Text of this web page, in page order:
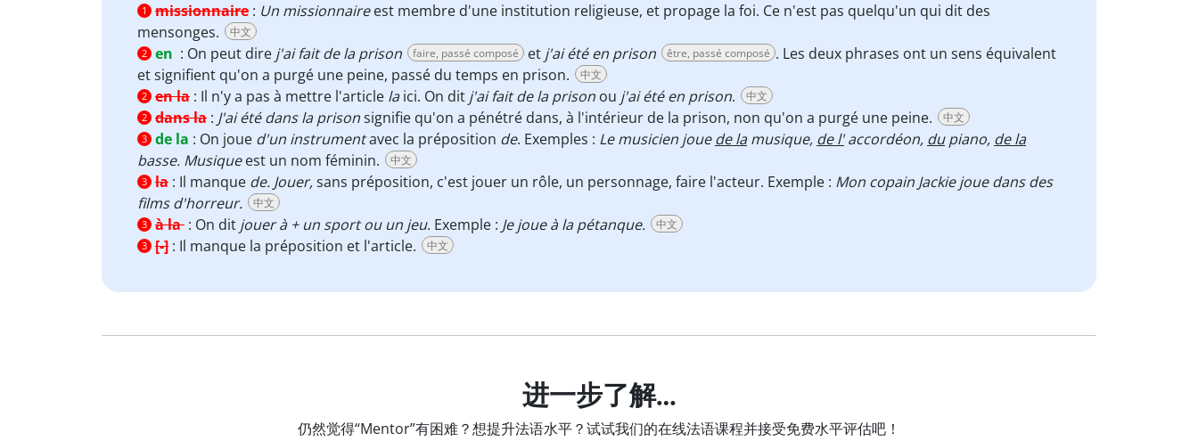
1 missionnaire : Un missionnaireest membre d'une institution religieuse, et propage la foi. Ce n'est pas quelqu'un qui dit des
mensonges.
中文
2 en : On peut dire j'ai fait de la prison faire, passé composé et j'ai été en prison être, passé composé . Les deux phrases ont un sens équivalent
et signifient qu'on a purgé une peine, passé du temps en prison.
中文
2 en la : Il n'y a pas à mettre l'article laici. On dit j'ai fait de la prison ou j'ai été en prison. 中文
2 dans la : J'ai été dans la prisonsignifie qu'on a pénétré dans, à l'intérieur de la prison, non qu'on a purgé une peine. 中文
3 de la : On joue d'un instrumentavec la préposition de. Exemples : Le musicien jouede lamusique, de l'accordéon, dupiano, de la
basse. Musiqueest un nom féminin. 中文
3 la : Il manque de. Jouer,sans préposition, c'est jouer un rôle, un personnage, faire l'acteur. Exemple : Mon copain Jackie joue dans des
films d'horreur.
中文
3 à la : On dit jouer à + un sport ou un jeu. Exemple : Je joue à la pétanque. 中文
3 [-] : Il manque la préposition et l'article. 中文
进一步了解…
仍然觉得“Mentor”有困难？想提升法语水平？试试我们的在线法语课程并接受免费水平评估吧！